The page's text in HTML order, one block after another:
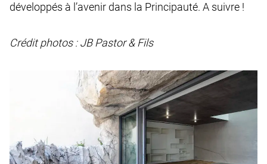
développés à l’avenir dans la Principauté. A suivre !
Crédit photos : JB Pastor & Fils